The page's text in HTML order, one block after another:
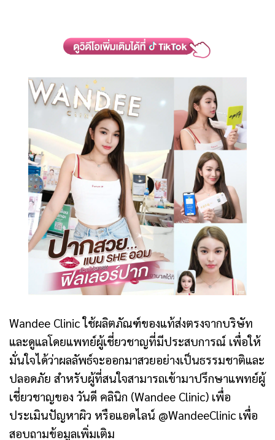
Wandee Clinic ใช้ผลิตภัณฑ์ของแท้ส่งตรงจากบริษัท
และดูแลโดยแพทย์ผู้เชี่ยวชาญที่มีประสบการณ์ เพื่อให้
มั่นใจได้ว่าผลลัพธ์จะออกมาสวยอย่างเป็นธรรมชาติและ
ปลอดภัย สำหรับผู้ที่สนใจสามารถเข้ามาปรึกษาแพทย์ผู้
เชี่ยวชาญของ วันดี คลินิก (Wandee Clinic) เพื่อ
ประเมินปัญหาผิว หรือแอดไลน์ @WandeeClinic เพื่อ
สอบถามข้อมูลเพิ่มเติม